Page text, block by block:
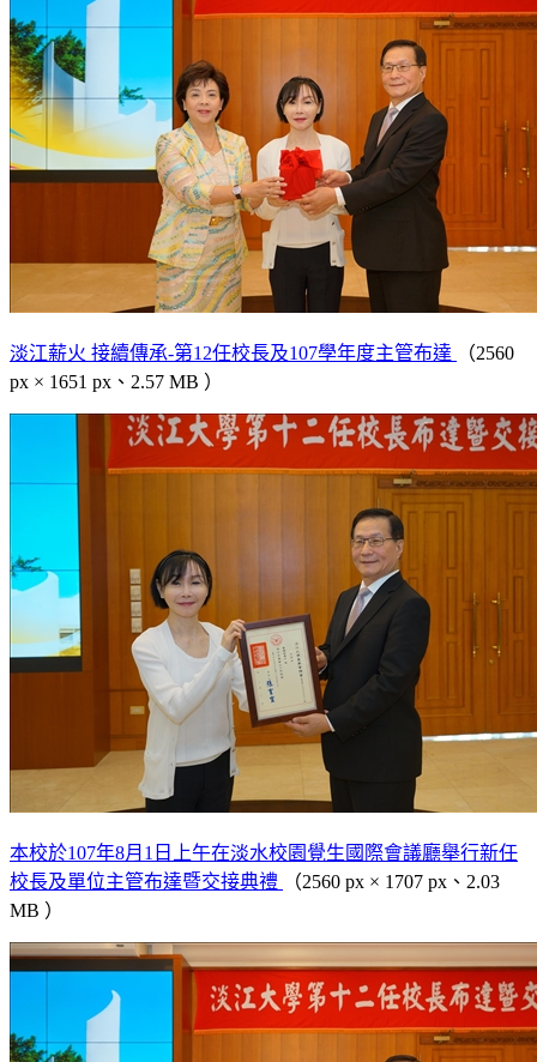
淡江薪火 接續傳承-第12任校長及107學年度主管布達
（2560
px × 1651 px、2.57 MB ）
本校於107年8月1日上午在淡水校園覺生國際會議廳舉行新任
校長及單位主管布達暨交接典禮
（2560 px × 1707 px、2.03
MB ）